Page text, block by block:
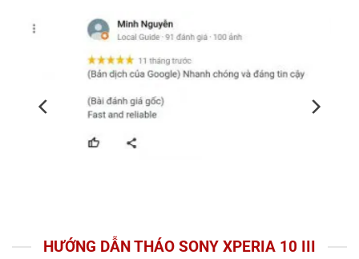
HƯỚNG DẪN THÁO SONY XPERIA 10 III